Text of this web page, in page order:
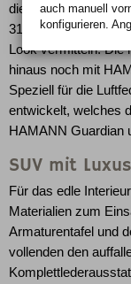
die in dieser
315/25 R23 tragen
Look vermitteln. Die
hinaus noch mit
Speziell für die
entwickelt, welches
HAMANN Guardian
SUV mit
Für das edle
Materialien zum
Armaturentafel und
vollenden den
auch manuell
konfigurieren.